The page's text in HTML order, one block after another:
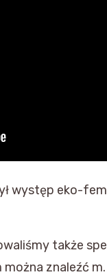
występ eko-
także
można znaleźć